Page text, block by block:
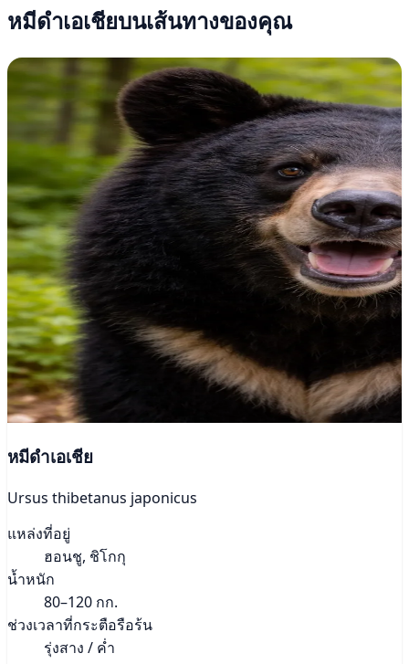
หมีดำเอเชียบนเส้นทางของคุณ
หมีดำเอเชีย
Ursus thibetanus japonicus
แหล่งที่อยู่
ฮอนชู, ชิโกกุ
น้ำหนัก
80–120 กก.
ช่วงเวลาที่กระตือรือร้น
รุ่งสาง / ค่ำ